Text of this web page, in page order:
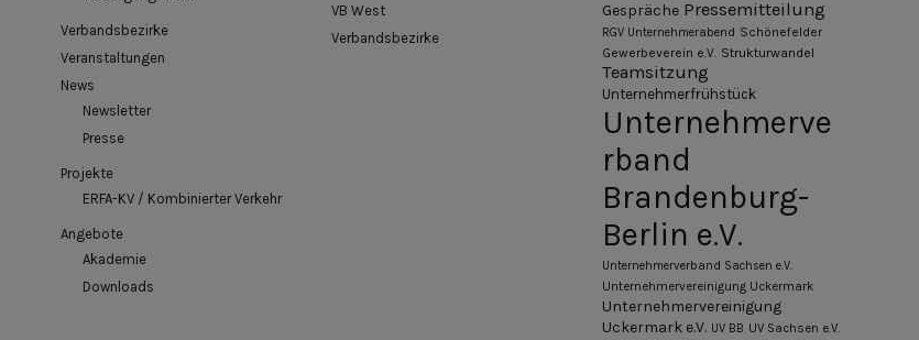
Verbandsbezirke
Veranstaltungen
News
Newsletter
Presse
Projekte
ERFA-KV / Kombinierter Verkehr
Angebote
Akademie
Downloads
VB West
Verbandsbezirke
Gespräche Pressemitteilung
RGV Unternehmerabend Schönefelder
Gewerbeverein e.V. Strukturwandel
Teamsitzung
Unternehmerfrühstück
Unternehmerve
rband
Brandenburg-
Berlin e.V.
Unternehmerverband Sachsen e.V.
Unternehmervereinigung Uckermark
Unternehmervereinigung
Uckermark e.V. UV BB UV Sachsen e.V.